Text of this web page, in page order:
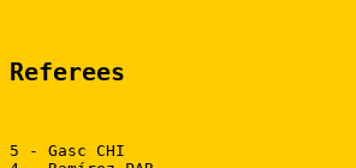
Referees
5 - Gasc CHI